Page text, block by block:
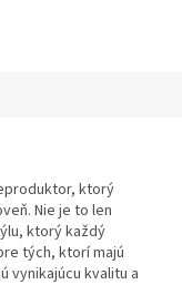
ktorý
Nie je to len
ktorý každý
tých, ktorí majú
vynikajúcu kvalitu a